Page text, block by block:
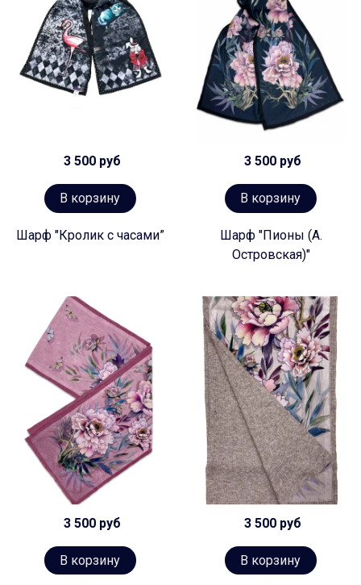
3 500 руб
В корзину
Шарф "Кролик с часами”
3 500 руб
В корзину
Шарф "Пионы (А.
Островская)"
3 500 руб
В корзину
3 500 руб
В корзину